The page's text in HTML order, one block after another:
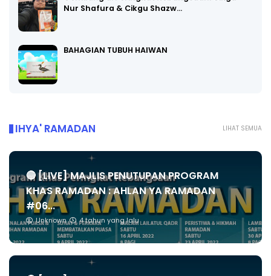
Nur Shafura & Cikgu Shazw…
BAHAGIAN TUBUH HAIWAN
LIHAT SEMUA
IHYA' RAMADAN
🔴 [LIVE] MAJLIS PENUTUPAN PROGRAM
KHAS RAMADAN : AHLAN YA RAMADAN
#06...
Unknown 4 tahun yang lalu